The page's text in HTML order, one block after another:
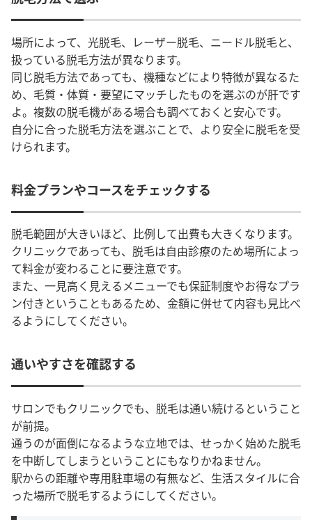
場所によって、光脱毛、レーザー脱毛、ニードル脱毛と、
扱っている脱毛方法が異なります。
同じ脱毛方法であっても、機種などにより特徴が異なるた
め、毛質・体質・要望にマッチしたものを選ぶのが肝です
よ。複数の脱毛機がある場合も調べておくと安心です。
自分に合った脱毛方法を選ぶことで、より安全に脱毛を受
けられます。
料金プランやコースをチェックする
脱毛範囲が大きいほど、比例して出費も大きくなります。
クリニックであっても、脱毛は自由診療のため場所によっ
て料金が変わることに要注意です。
また、一見高く見えるメニューでも保証制度やお得なプラ
ン付きということもあるため、金額に併せて内容も見比べ
るようにしてください。
通いやすさを確認する
サロンでもクリニックでも、脱毛は通い続けるということ
が前提。
通うのが面倒になるような立地では、せっかく始めた脱毛
を中断してしまうということにもなりかねません。
駅からの距離や専用駐車場の有無など、生活スタイルに合
った場所で脱毛するようにしてください。